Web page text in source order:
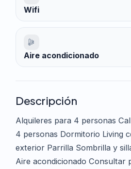
Wifi
Aire acondicionado
Descripción
Alquileres para 4 personas
4 personas Dormitorio Living
exterior Parrilla Sombrilla y
Aire acondicionado Consultar